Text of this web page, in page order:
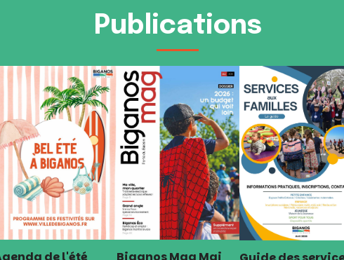
Agenda de l'été
Juin 2026
Biganos Mag Mai
2026
Mai 2026
Guide des services
aux familles
Avril 2026